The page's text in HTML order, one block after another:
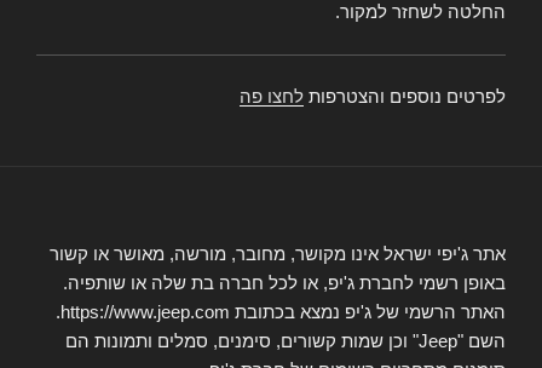
החלטה לשחזר למקור.
לפרטים נוספים והצטרפות לחצו פה
אתר ג'יפי ישראל אינו מקושר, מחובר, מורשה, מאושר או קשור
באופן רשמי לחברת ג'יפ, או לכל חברה בת שלה או שותפיה.
האתר הרשמי של ג'יפ נמצא בכתובת https://www.jeep.com.
השם "Jeep" וכן שמות קשורים, סימנים, סמלים ותמונות הם